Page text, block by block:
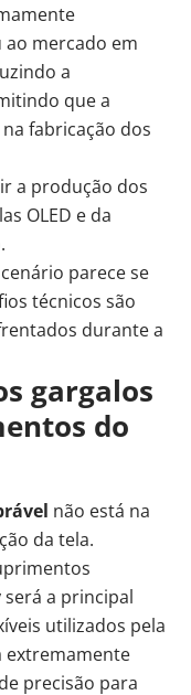
ao mercado em
a
que a
fabricação dos
a produção dos
OLED e da
parece se
técnicos são
durante a
gargalos
do
não está na
da tela.
será a principal
utilizados pela
extremamente
precisão para